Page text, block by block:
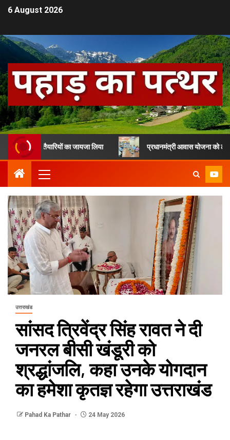
6 August 2026
की तैयारियों का जायजा लिया प्रधानमंत्री आवास योजना को लेकर देहरादून
उत्तराखंड
सांसद त्रिवेंद्र सिंह रावत ने दी
जनरल बीसी खंडूरी को
श्रद्धांजलि, कहा उनके योगदान
का हमेशा कृतज्ञ रहेगा उत्तराखंड
Pahad Ka Pathar 24 May 2026